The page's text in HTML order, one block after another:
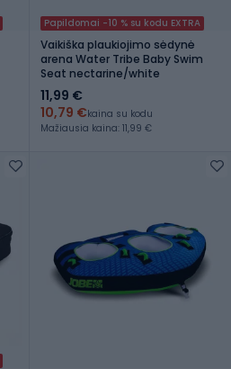
Papildomai -10 % su kodu EXTRA
Vaikiška plaukiojimo sėdynė
arena Water Tribe Baby Swim
Seat nectarine/white
11,99 €
10,79 €kaina su kodu
Mažiausia kaina: 11,99 €